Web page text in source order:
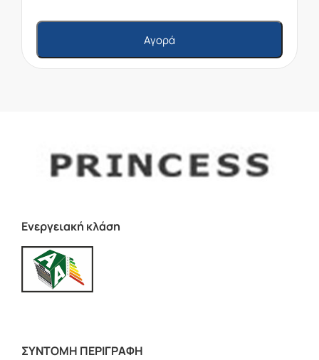
Αγορά
Ενεργειακή κλάση
ΣΥΝΤΟΜΗ ΠΕΡΙΓΡΑΦΗ